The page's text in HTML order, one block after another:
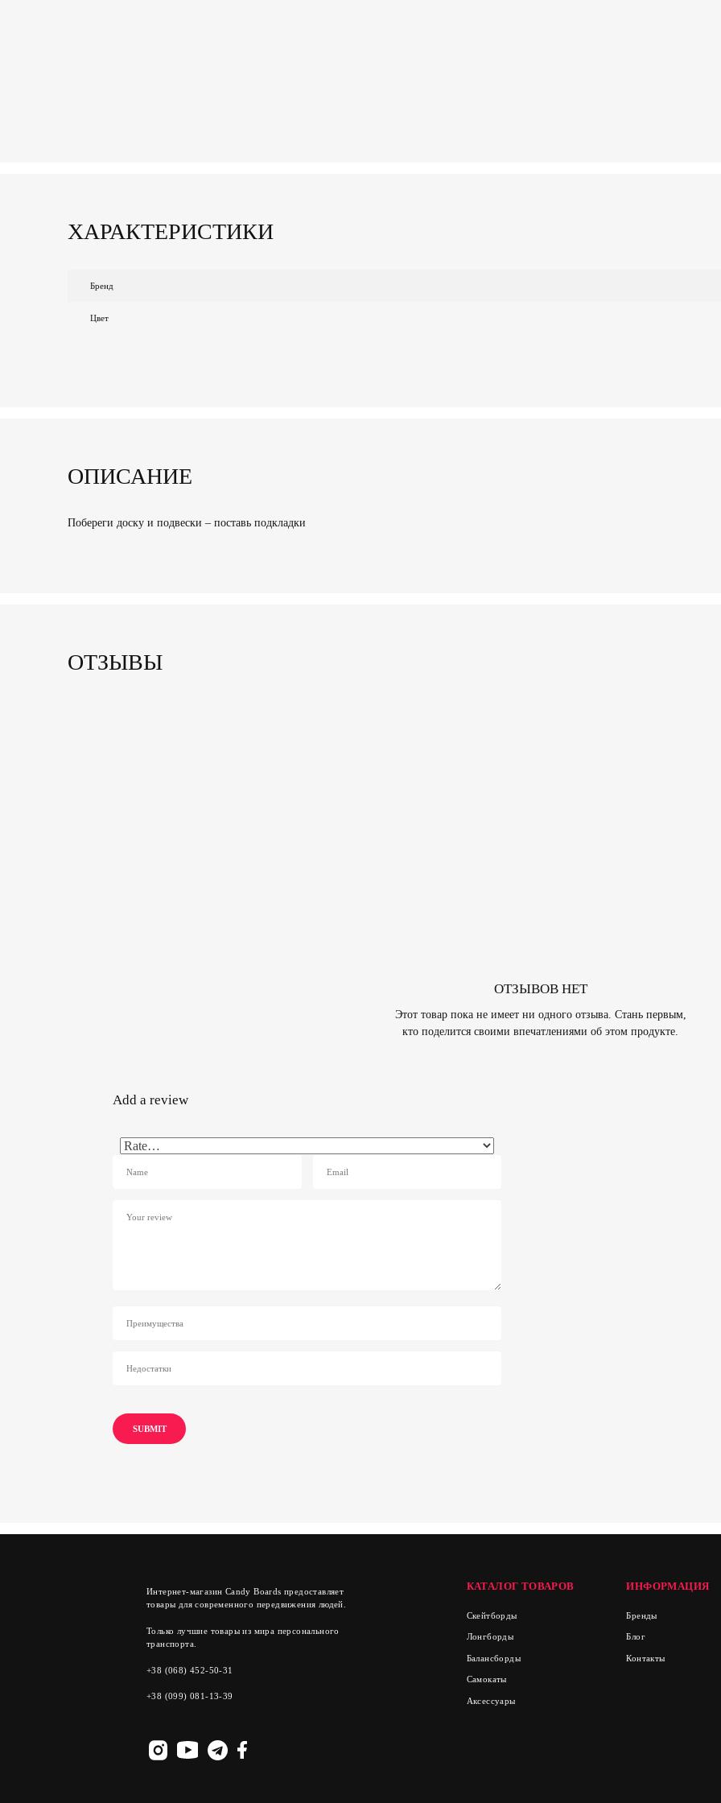
ХАРАКТЕРИСТИКИ
Бренд
Цвет
ОПИСАНИЕ
Побереги доску и подвески – поставь подкладки
ОТЗЫВЫ
ОТЗЫВОВ НЕТ
Этот товар пока не имеет ни одного отзыва. Стань первым,
кто поделится своими впечатлениями об этом продукте.
Add a review
Интернет-магазин Candy Boards предоставляет
товары для современного передвижения людей.
Только лучшие товары из мира персонального
транспорта.
+38 (068) 452-50-31
+38 (099) 081-13-39
КАТАЛОГ ТОВАРОВ
Скейтборды
Лонгборды
Балансборды
Самокаты
Аксессуары
ИНФОРМАЦИЯ
Бренды
Блог
Контакты